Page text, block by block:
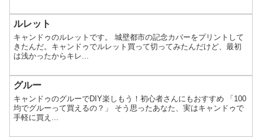
ルレット
キャンドゥのルレットです。 城壁都市の記念カバーをプリントして
きたんだ。キャンドゥでルレット買って切ってみたんだけど、最初
は浅かったからキレ...
グルー
キャンドゥのグルーでDIY楽しもう！初心者さんにもおすすめ 「100
均でグルーって買えるの？」 そう思ったあなた、実はキャンドゥで
手軽に買え...